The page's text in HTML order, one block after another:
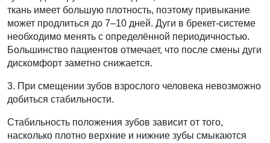
ткань имеет большую плотность, поэтому привыкание
может продлиться до 7–10 дней. Дуги в брекет-системе
необходимо менять с определённой периодичностью.
Большинство пациентов отмечает, что после смены дуги
дискомфорт заметно снижается.
3. При смещении зубов взрослого человека невозможно
добиться стабильности.
Стабильность положения зубов зависит от того,
насколько плотно верхние и нижние зубы смыкаются